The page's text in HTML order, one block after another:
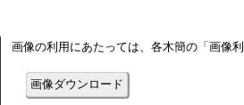
画像の利用にあたっては、各木簡の「画像
画像ダウンロード